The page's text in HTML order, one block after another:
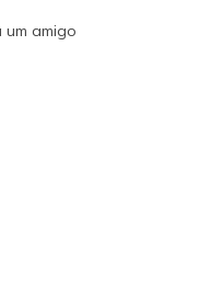
um amigo